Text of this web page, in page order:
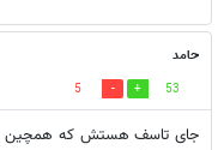
حامد
53
5
جای تاسف هستش که همچین